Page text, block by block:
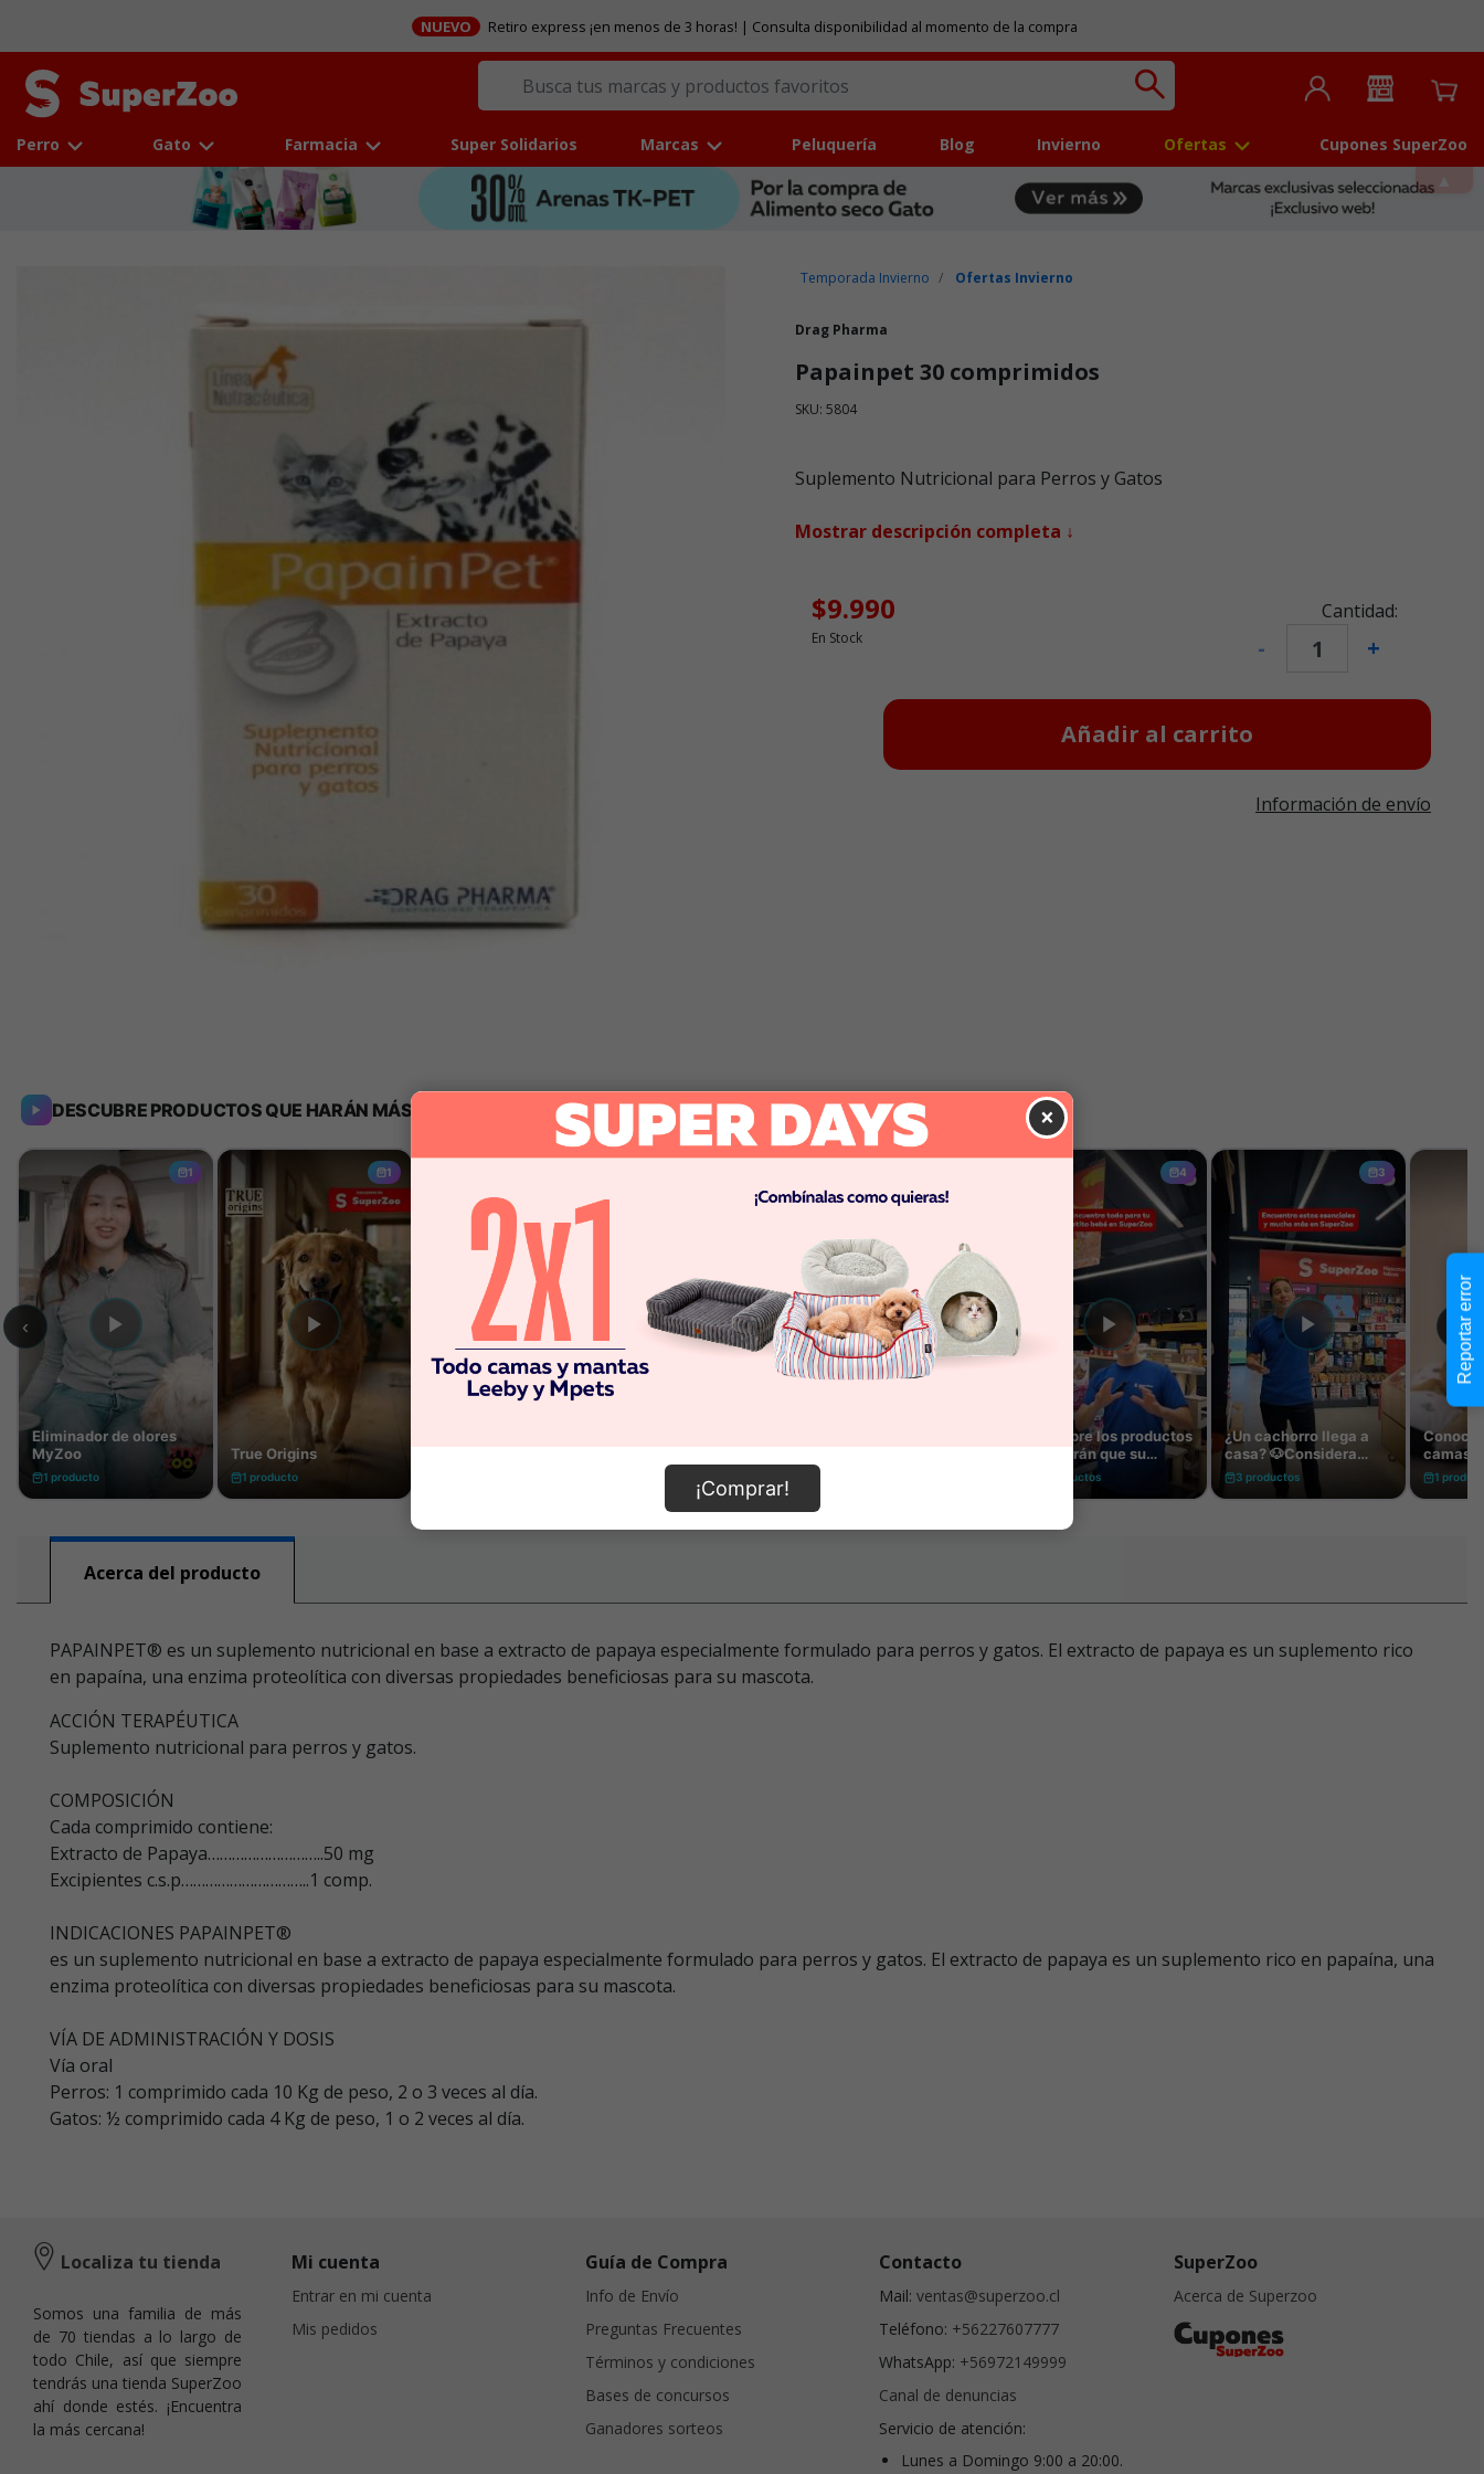
NUEVO Retiro express ¡en menos de 3 horas! | Consulta disponibilidad al momento de la compra
Perro Gato Farmacia Super Solidarios Marcas Peluquería Blog Invierno Ofertas Cupones SuperZoo
Temporada Invierno Ofertas Invierno
Drag Pharma
Papainpet 30 comprimidos
SKU: 5804
Suplemento Nutricional para Perros y Gatos
Mostrar descripción completa ↓
Cantidad:
- +
$9.990
En Stock
Añadir al carrito
Información de envío
Acerca del producto
PAPAINPET® es un suplemento nutricional en base a extracto de papaya especialmente formulado para perros y gatos. El extracto de papaya es un suplemento rico
en papaína, una enzima proteolítica con diversas propiedades beneficiosas para su mascota.
ACCIÓN TERAPÉUTICA
Suplemento nutricional para perros y gatos.
COMPOSICIÓN
Cada comprimido contiene:
Extracto de Papaya………………………..50 mg
Excipientes c.s.p…………………………..1 comp.
INDICACIONES PAPAINPET®
es un suplemento nutricional en base a extracto de papaya especialmente formulado para perros y gatos. El extracto de papaya es un suplemento rico en papaína, una
enzima proteolítica con diversas propiedades beneficiosas para su mascota.
VÍA DE ADMINISTRACIÓN Y DOSIS
Vía oral
Perros: 1 comprimido cada 10 Kg de peso, 2 o 3 veces al día.
Gatos: ½ comprimido cada 4 Kg de peso, 1 o 2 veces al día.
×
¡Comprar!
Localiza tu tienda
Somos una familia de más
de 70 tiendas a lo largo de
todo Chile, así que siempre
tendrás una tienda SuperZoo
ahí donde estés. ¡Encuentra
la más cercana!
Mi cuenta
Entrar en mi cuenta
Mis pedidos
Guía de Compra
Info de Envío
Preguntas Frecuentes
Términos y condiciones
Bases de concursos
Ganadores sorteos
Contacto
Mail: ventas@superzoo.cl
Teléfono: +56227607777
WhatsApp: +56972149999
Canal de denuncias
Servicio de atención:
Lunes a Domingo 9:00 a 20:00.
SuperZoo
Acerca de Superzoo
Reportar error